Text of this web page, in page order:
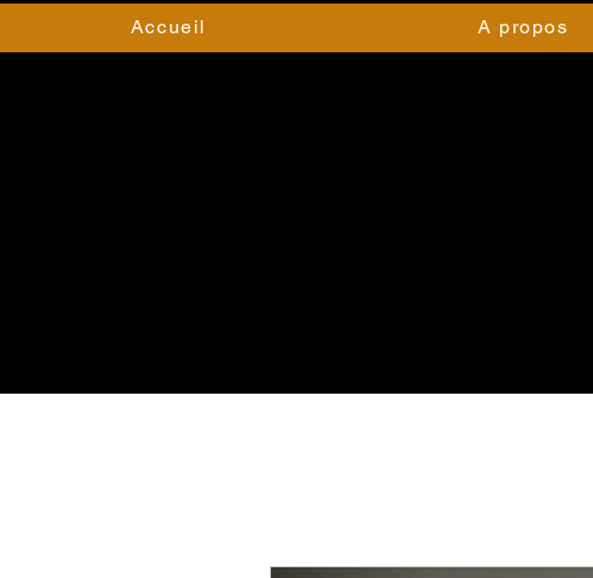
Accueil A propos